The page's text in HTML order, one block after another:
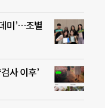
미’…조별
사 이후’